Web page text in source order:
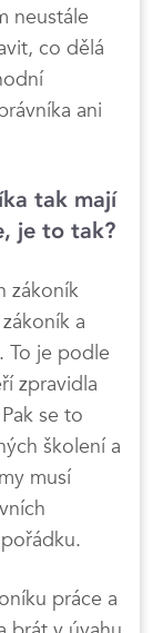
neustále
co dělá
ani
tak mají
je to tak?
zákoník
a
To je podle
zpravidla
se to
školení a
musí
práce a